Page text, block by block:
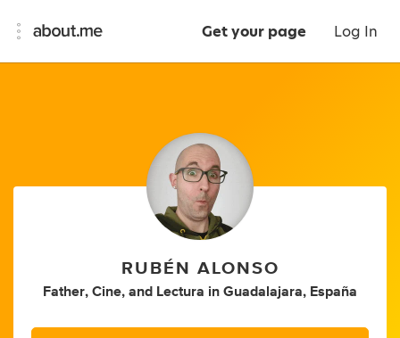
Get your page Log In
RUBÉN ALONSO
Father, Cine, and Lectura in Guadalajara, España